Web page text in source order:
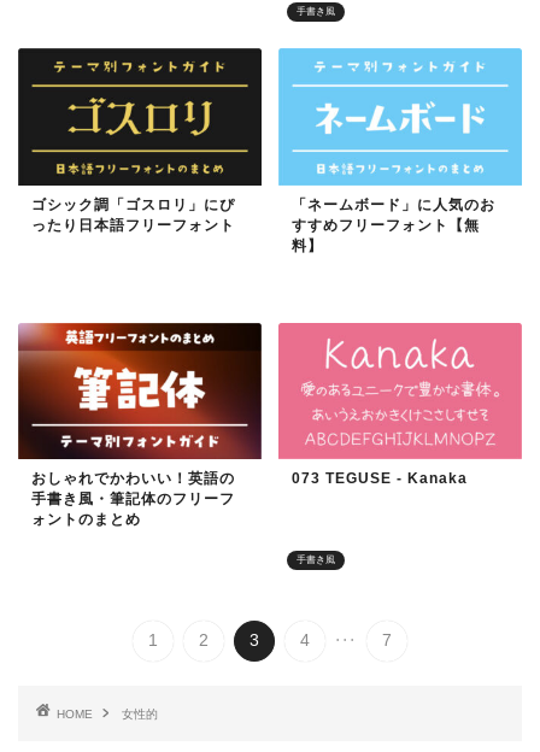
手書き風
ゴシック調「ゴスロリ」にぴ
ったり日本語フリーフォント
「ネームボード」に人気のお
すすめフリーフォント【無
料】
おしゃれでかわいい！英語の
手書き風・筆記体のフリーフ
ォントのまとめ
手書き風
073 TEGUSE - Kanaka
1 2 3 4 ... 7
HOME 女性的